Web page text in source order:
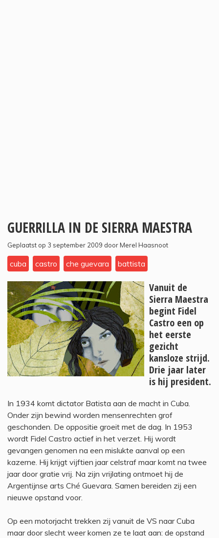
GUERRILLA IN DE SIERRA MAESTRA
Geplaatst op 3 september 2009 door Merel Haasnoot
cuba castro che guevara battista
Vanuit de
Sierra Maestra
begint Fidel
Castro een op
het eerste
gezicht
kansloze strijd.
Drie jaar later
is hij president.
In 1934 komt dictator Batista aan de macht in Cuba.
Onder zijn bewind worden mensenrechten grof
geschonden. De oppositie groeit met de dag. In 1953
wordt Fidel Castro actief in het verzet. Hij wordt
gevangen genomen na een mislukte aanval op een
kazerne. Hij krijgt vijftien jaar celstraf maar komt na twee
jaar door gratie vrij. Na zijn vrijlating ontmoet hij de
Argentijnse arts Ché Guevara. Samen bereiden zij een
nieuwe opstand voor.
Op een motorjacht trekken zij vanuit de VS naar Cuba
maar door slecht weer komen ze te laat aan: de opstand